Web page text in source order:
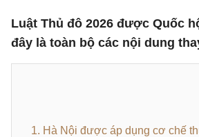
Luật Thủ đô 2026 được Quốc
đây là toàn bộ các nội dung
1. Hà Nội được áp dụng cơ chế